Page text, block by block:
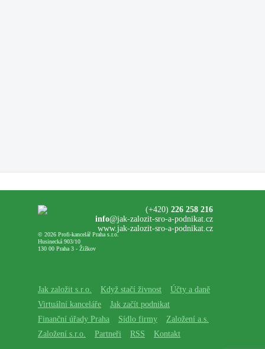
© 2026 Profi-kancelář Praha s.r.o.
Husinecká 903/10
130 00 Praha 3 - Žižkov
(+420) 226 258 216
info@jak-zalozit-sro-a-podnikat.cz
www.jak-zalozit-sro-a-podnikat.cz
Jak založit s.r.o. Když stačí živnost
Účty a daně
Virtuální kanceláře
Jak začít podnikat
Finanční úřady Praha
Sídlo firmy
Založení a.s.
Založení s.r.o.
Partneři RSS Kontakt